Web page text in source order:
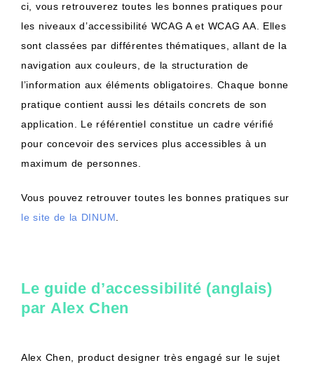
ci, vous retrouverez toutes les bonnes pratiques pour
les niveaux d’accessibilité WCAG A et WCAG AA. Elles
sont classées par différentes thématiques, allant de la
navigation aux couleurs, de la structuration de
l’information aux éléments obligatoires. Chaque bonne
pratique contient aussi les détails concrets de son
application. Le référentiel constitue un cadre vérifié
pour concevoir des services plus accessibles à un
maximum de personnes.
Vous pouvez retrouver toutes les bonnes pratiques sur
le site de la DINUM.
Le guide d’accessibilité (anglais)
par Alex Chen
Alex Chen, product designer très engagé sur le sujet